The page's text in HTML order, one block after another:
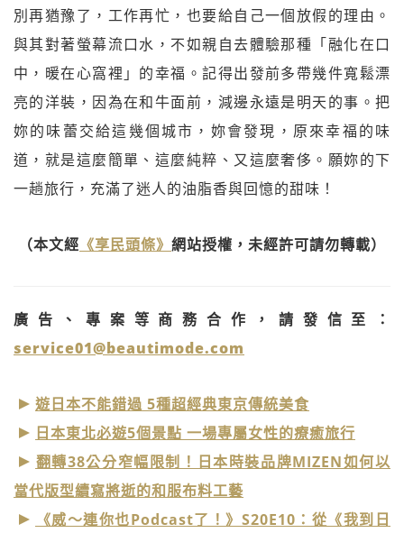
別再猶豫了，工作再忙，也要給自己一個放假的理由。
與其對著螢幕流口水，不如親自去體驗那種「融化在口
中，暖在心窩裡」的幸福。記得出發前多帶幾件寬鬆漂
亮的洋裝，因為在和牛面前，減邊永遠是明天的事。把
妳的味蕾交給這幾個城市，妳會發現，原來幸福的味
道，就是這麼簡單、這麼純粹、又這麼奢侈。願妳的下
一趟旅行，充滿了迷人的油脂香與回憶的甜味！
（本文經 《享民頭條》 網站授權，未經許可請勿轉載）
廣告、專案等商務合作，請發信至：
service01@beautimode.com
遊日本不能錯過 5種超經典東京傳統美食
日本東北必遊5個景點 一場專屬女性的療癒旅行
翻轉38公分窄幅限制！日本時裝品牌MIZEN如何以
當代版型續寫將逝的和服布料工藝
《威～連你也Podcast了！》S20E10：從《我到日